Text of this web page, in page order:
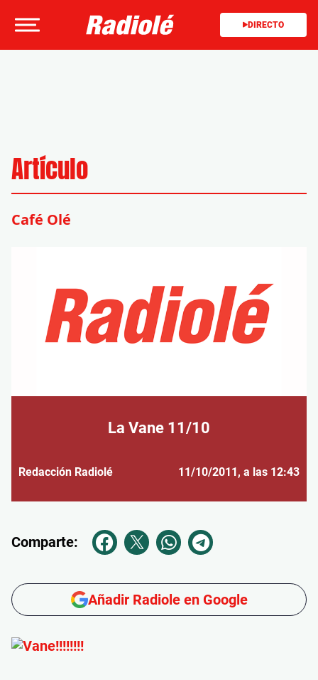
DIRECTO
Artículo
Café Olé
La Vane 11/10
Redacción Radiolé 11/10/2011, a las 12:43
Comparte:
Añadir Radiole en Google